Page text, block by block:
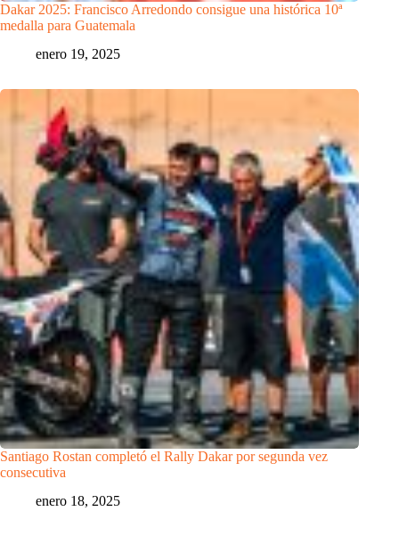
Dakar 2025: Francisco Arredondo consigue una histórica 10ª
medalla para Guatemala
enero 19, 2025
Santiago Rostan completó el Rally Dakar por segunda vez
consecutiva
enero 18, 2025